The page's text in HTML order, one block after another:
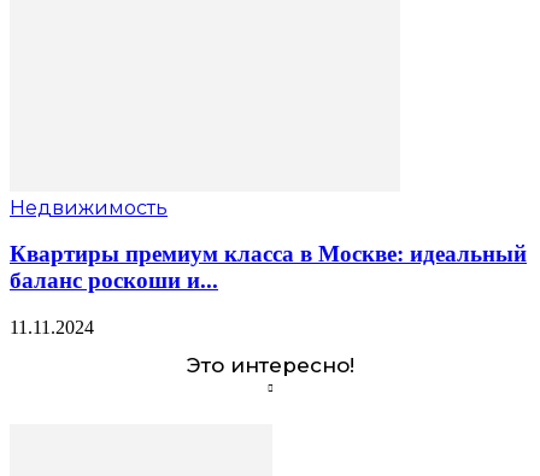
Недвижимость
Квартиры премиум класса в Москве: идеальный
баланс роскоши и...
11.11.2024
Это интересно!